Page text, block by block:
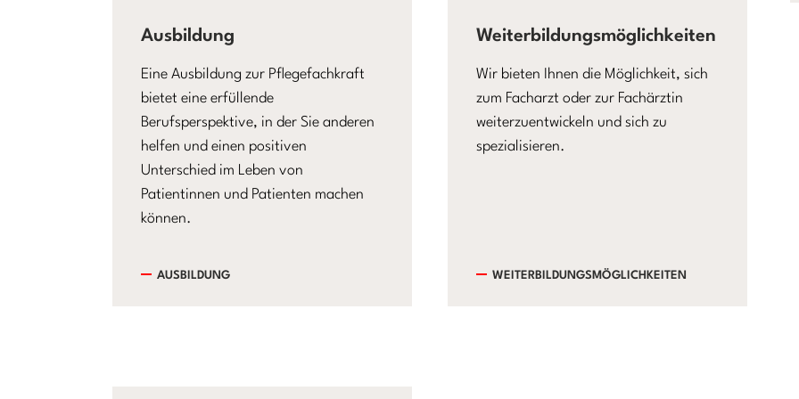
Ausbildung
Eine Ausbildung zur Pflegefachkraft
bietet eine erfüllende
Berufsperspektive, in der Sie anderen
helfen und einen positiven
Unterschied im Leben von
Patientinnen und Patienten machen
können.
AUSBILDUNG
Weiterbildungsmöglichkeiten
Wir bieten Ihnen die Möglichkeit, sich
zum Facharzt oder zur Fachärztin
weiterzuentwickeln und sich zu
spezialisieren.
WEITERBILDUNGSMÖGLICHKEITEN